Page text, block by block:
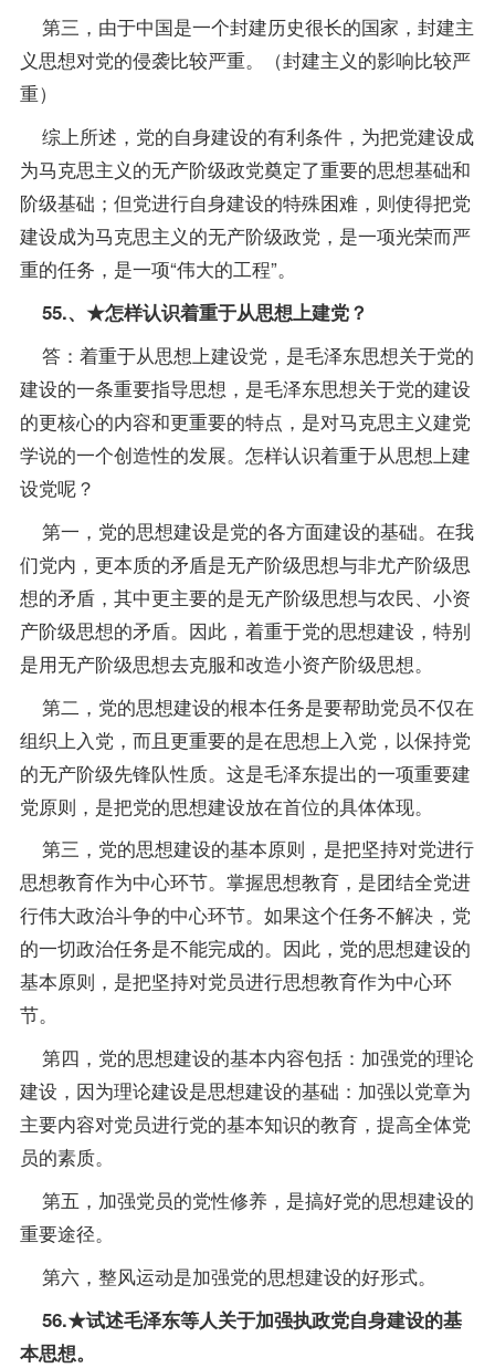
第三，由于中国是一个封建历史很长的国家，封建主
义思想对党的侵袭比较严重。（封建主义的影响比较严
重）
综上所述，党的自身建设的有利条件，为把党建设成
为马克思主义的无产阶级政党奠定了重要的思想基础和
阶级基础；但党进行自身建设的特殊困难，则使得把党
建设成为马克思主义的无产阶级政党，是一项光荣而严
重的任务，是一项“伟大的工程”。
55.、★怎样认识着重于从思想上建党？
答：着重于从思想上建设党，是毛泽东思想关于党的
建设的一条重要指导思想，是毛泽东思想关于党的建设
的更核心的内容和更重要的特点，是对马克思主义建党
学说的一个创造性的发展。怎样认识着重于从思想上建
设党呢？
第一，党的思想建设是党的各方面建设的基础。在我
们党内，更本质的矛盾是无产阶级思想与非尤产阶级思
想的矛盾，其中更主要的是无产阶级思想与农民、小资
产阶级思想的矛盾。因此，着重于党的思想建设，特别
是用无产阶级思想去克服和改造小资产阶级思想。
第二，党的思想建设的根本任务是要帮助党员不仅在
组织上入党，而且更重要的是在思想上入党，以保持党
的无产阶级先锋队性质。这是毛泽东提出的一项重要建
党原则，是把党的思想建设放在首位的具体体现。
第三，党的思想建设的基本原则，是把坚持对党进行
思想教育作为中心环节。掌握思想教育，是团结全党进
行伟大政治斗争的中心环节。如果这个任务不解决，党
的一切政治任务是不能完成的。因此，党的思想建设的
基本原则，是把坚持对党员进行思想教育作为中心环
节。
第四，党的思想建设的基本内容包括：加强党的理论
建设，因为理论建设是思想建设的基础：加强以党章为
主要内容对党员进行党的基本知识的教育，提高全体党
员的素质。
第五，加强党员的党性修养，是搞好党的思想建设的
重要途径。
第六，整风运动是加强党的思想建设的好形式。
56.★试述毛泽东等人关于加强执政党自身建设的基
本思想。